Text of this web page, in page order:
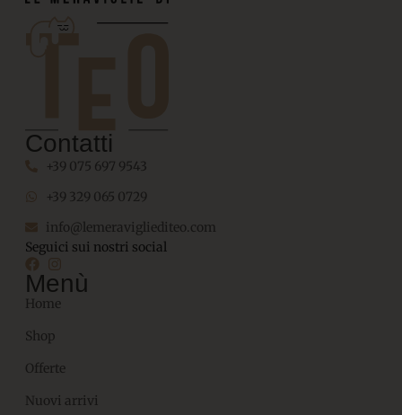
Contatti
+39 075 697 9543
+39 329 065 0729
info@lemeravigliediteo.com
Seguici sui nostri social
Menù
Home
Shop
Offerte
Nuovi arrivi